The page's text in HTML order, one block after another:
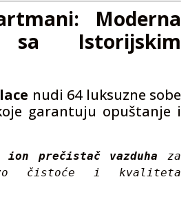
Moderna
sa Istorijskim
nudi 64 luksuzne sobe
garantuju opuštanje i
ion prečistač vazduha za
čistoće i kvaliteta